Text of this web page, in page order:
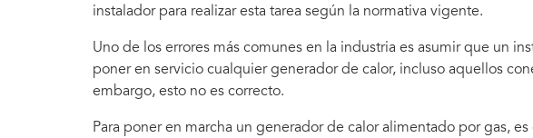
instalador para realizar esta tarea según la normativa vigente.
Uno de los errores más comunes en la industria es asumir que un
poner en servicio cualquier generador de calor, incluso aquellos
embargo, esto no es correcto.
Para poner en marcha un generador de calor alimentado por gas,